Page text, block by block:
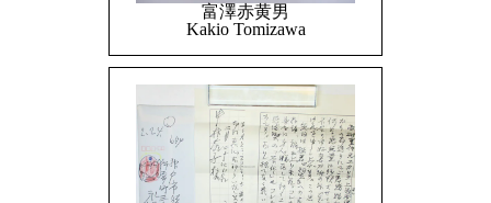
富澤赤黄男
Kakio Tomizawa